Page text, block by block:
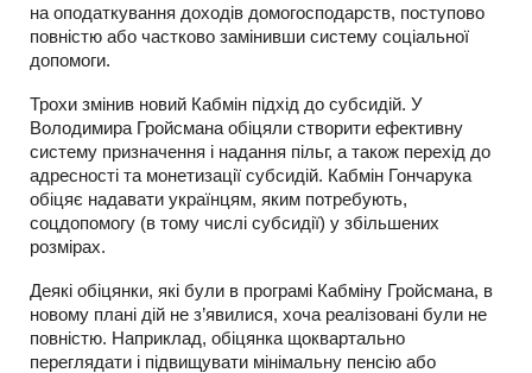
на оподаткування доходів домогосподарств, поступово
повністю або частково замінивши систему соціальної
допомоги.
Трохи змінив новий Кабмін підхід до субсидій. У
Володимира Гройсмана обіцяли створити ефективну
систему призначення і надання пільг, а також перехід до
адресності та монетизації субсидій. Кабмін Гончарука
обіцяє надавати українцям, яким потребують,
соцдопомогу (в тому числі субсидії) у збільшених
розмірах.
Деякі обіцянки, які були в програмі Кабміну Гройсмана, в
новому плані дій не з’явилися, хоча реалізовані були не
повністю. Наприклад, обіцянка щоквартально
переглядати і підвищувати мінімальну пенсію або